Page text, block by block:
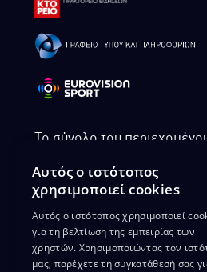
Το σύνολο του
υπηρεσιών της ιστοσελίδας
στους επισκέπτες αυστηρά
χρήση. Απαγορεύεται η
του, σε οποιοδήποτε
επεξεργασία και χωρίς
Αυτός ο ιστότοπος
χρησιμοποιεί cookies
Αυτός ο ιστότοπος χρησιμοποιεί
για τη βελτίωση της εμπειρίας των
χρηστών. Χρησιμοποιώντας τον
μας, παρέχετε τη συγκατάθεσή σας